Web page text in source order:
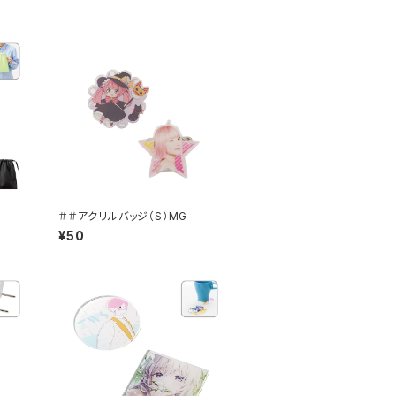
＃＃アクリルバッジ（S）MG
¥50